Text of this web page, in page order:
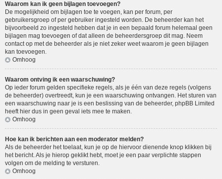
Waarom kan ik geen bijlagen toevoegen?
De mogelijkheid om bijlagen toe te voegen, kan per forum, per
gebruikersgroep of per gebruiker ingesteld worden. De beheerder kan het
bijvoorbeeld zo ingesteld hebben dat je in een bepaald forum helemaal geen
bijlagen mag toevoegen of dat alleen de beheerdersgroep dit mag. Neem
contact op met de beheerder als je niet zeker weet waarom je geen bijlagen
kan toevoegen.
Omhoog
Waarom ontving ik een waarschuwing?
Op ieder forum gelden specifieke regels, als je één van deze regels (volgens
de beheerder) overtreedt, kun je een waarschuwing ontvangen. Het sturen van
een waarschuwing naar je is een beslissing van de beheerder, phpBB Limited
heeft hier dus in geen geval iets mee te maken.
Omhoog
Hoe kan ik berichten aan een moderator melden?
Als de beheerder het toelaat, kun je op de hiervoor dienende knop klikken bij
het bericht. Als je hierop geklikt hebt, moet je een paar verplichte stappen
volgen om de melding te versturen.
Omhoog